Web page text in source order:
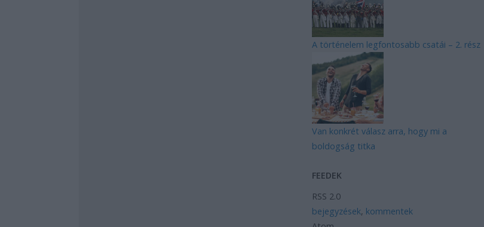
A történelem legfontosabb csatái – 2. rész
Van konkrét válasz arra, hogy mi a
boldogság titka
FEEDEK
RSS 2.0
bejegyzések, kommentek